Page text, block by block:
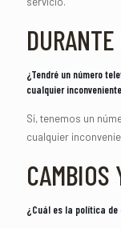
¿Tendré un número
cualquier
Sí, tenemos un
cualquier
CAMBIOS
¿Cuál es la política